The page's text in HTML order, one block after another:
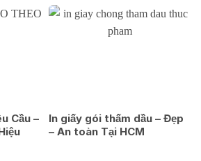
Cầu –
In giấy gói thấm dầu – Đẹp
– An toàn Tại HCM